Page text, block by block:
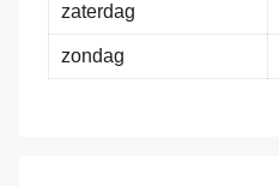
zaterdag
zondag